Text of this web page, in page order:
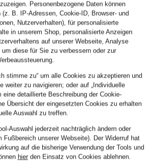
Personenbezogene Daten können
(z. B. IP-Adressen, Cookie-ID, Browser- und
Nutzerverhalten), für personalisierte
in unserem Shop, personalisierte Anzeigen
auf unserer Webseite, Analyse
diese für Sie zu verbessern oder zur
stimme zu“ um alle Cookies zu akzeptieren und
weiter zu navigieren; oder auf „Individuelle
eine detaillierte Beschreibung der Cookie-
Übersicht der eingesetzten Cookies zu erhalten
Auswahl zu treffen.
Auswahl jederzeit nachträglich ändern oder
Fußbereich unserer Webseite). Der Widerruf hat
auf die bisherige Verwendung der Tools und
hierden Einsatz von Cookies ablehnen.